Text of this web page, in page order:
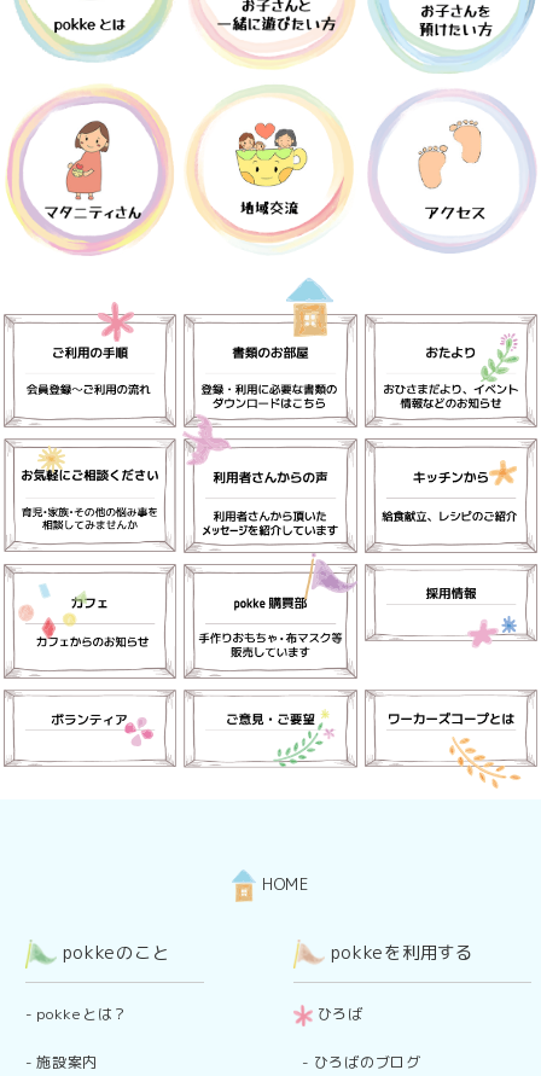
HOME
pokkeのこと
- pokkeとは？
-施設案内
pokkeを利用する
ひろば
- ひろばのブログ